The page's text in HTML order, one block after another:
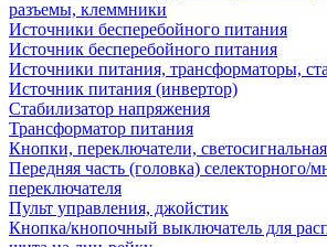
разъемы, клеммники
Источники бесперебойного питания
Источник бесперебойного питания
Источники питания, трансформаторы,
Источник питания (инвертор)
Стабилизатор напряжения
Трансформатор питания
Кнопки, переключатели,
Передняя часть (головка) селекторного/
переключателя
Пульт управления, джойстик
Кнопка/кнопочный выключатель для